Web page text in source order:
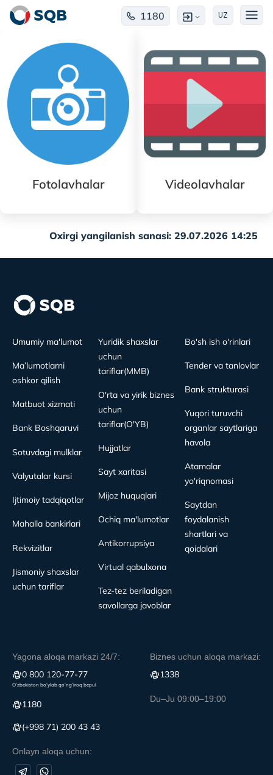
1180 UZ
Fotolavhalar Videolavhalar
Oxirgi yangilanish sanasi: 29.07.2026 14:25
Umumiy ma'lumot
Ma’lumotlarni
oshkor qilish
Matbuot xizmati
Bank Boshqaruvi
Sotuvdagi mulklar
Valyutalar kursi
Ijtimoiy tadqiqotlar
Mahalla bankirlari
Rekvizitlar
Jismoniy shaxslar
uchun tariflar
Yuridik shaxslar
uchun
tariflar(MMB)
O'rta va yirik biznes
uchun
tariflar(O'YB)
Hujjatlar
Sayt xaritasi
Mijoz huquqlari
Ochiq ma'lumotlar
Antikorrupsiya
Virtual qabulxona
Tez-tez beriladigan
savollarga javoblar
Bo'sh ish o'rinlari
Tender va tanlovlar
Bank strukturasi
Yuqori turuvchi
organlar saytlariga
havola
Atamalar
yo'riqnomasi
Saytdan
foydalanish
shartlari va
qoidalari
Yagona aloqa markazi 24/7:
0 800 120-77-77
O‘zbekiston bo‘ylab qo‘ng‘iroq bepul
1180
(+998 71) 200 43 43
Onlayn aloqa uchun:
Biznes uchun aloqa markazi:
1338
Du–Ju 09:00–19:00